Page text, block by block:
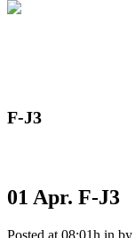
F-J3
01 Apr. F-J3
Posted at 08:01h in by